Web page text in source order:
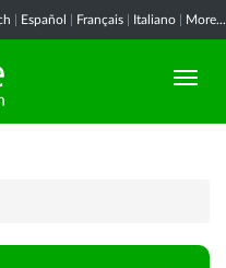
Español Français Italiano More...